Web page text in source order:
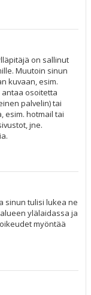
on sallinut
Muutoin sinun
kuvaan, esim.
antaa osoitetta
palvelin) tai
esim. hotmail tai
jne.
sinun tulisi lukea ne
ylälaidassa ja
myöntää